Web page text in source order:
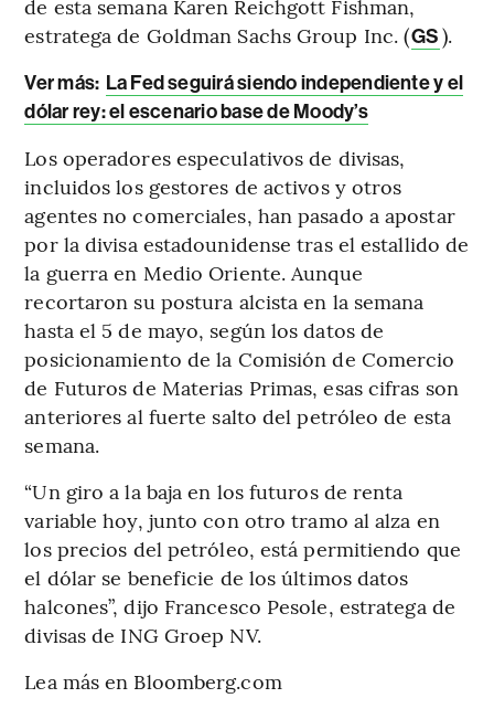
de esta semana Karen Reichgott Fishman,
estratega de Goldman Sachs Group Inc. (GS).
Ver más: La Fed seguirá siendo independiente y el
dólar rey: el escenario base de Moody’s
Los operadores especulativos de divisas,
incluidos los gestores de activos y otros
agentes no comerciales, han pasado a apostar
por la divisa estadounidense tras el estallido de
la guerra en Medio Oriente. Aunque
recortaron su postura alcista en la semana
hasta el 5 de mayo, según los datos de
posicionamiento de la Comisión de Comercio
de Futuros de Materias Primas, esas cifras son
anteriores al fuerte salto del petróleo de esta
semana.
“Un giro a la baja en los futuros de renta
variable hoy, junto con otro tramo al alza en
los precios del petróleo, está permitiendo que
el dólar se beneficie de los últimos datos
halcones”, dijo Francesco Pesole, estratega de
divisas de ING Groep NV.
Lea más en Bloomberg.com